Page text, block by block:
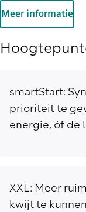
Meer informatie
smartStart:
prioriteit te
energie, óf de
XXL: Meer
kwijt te